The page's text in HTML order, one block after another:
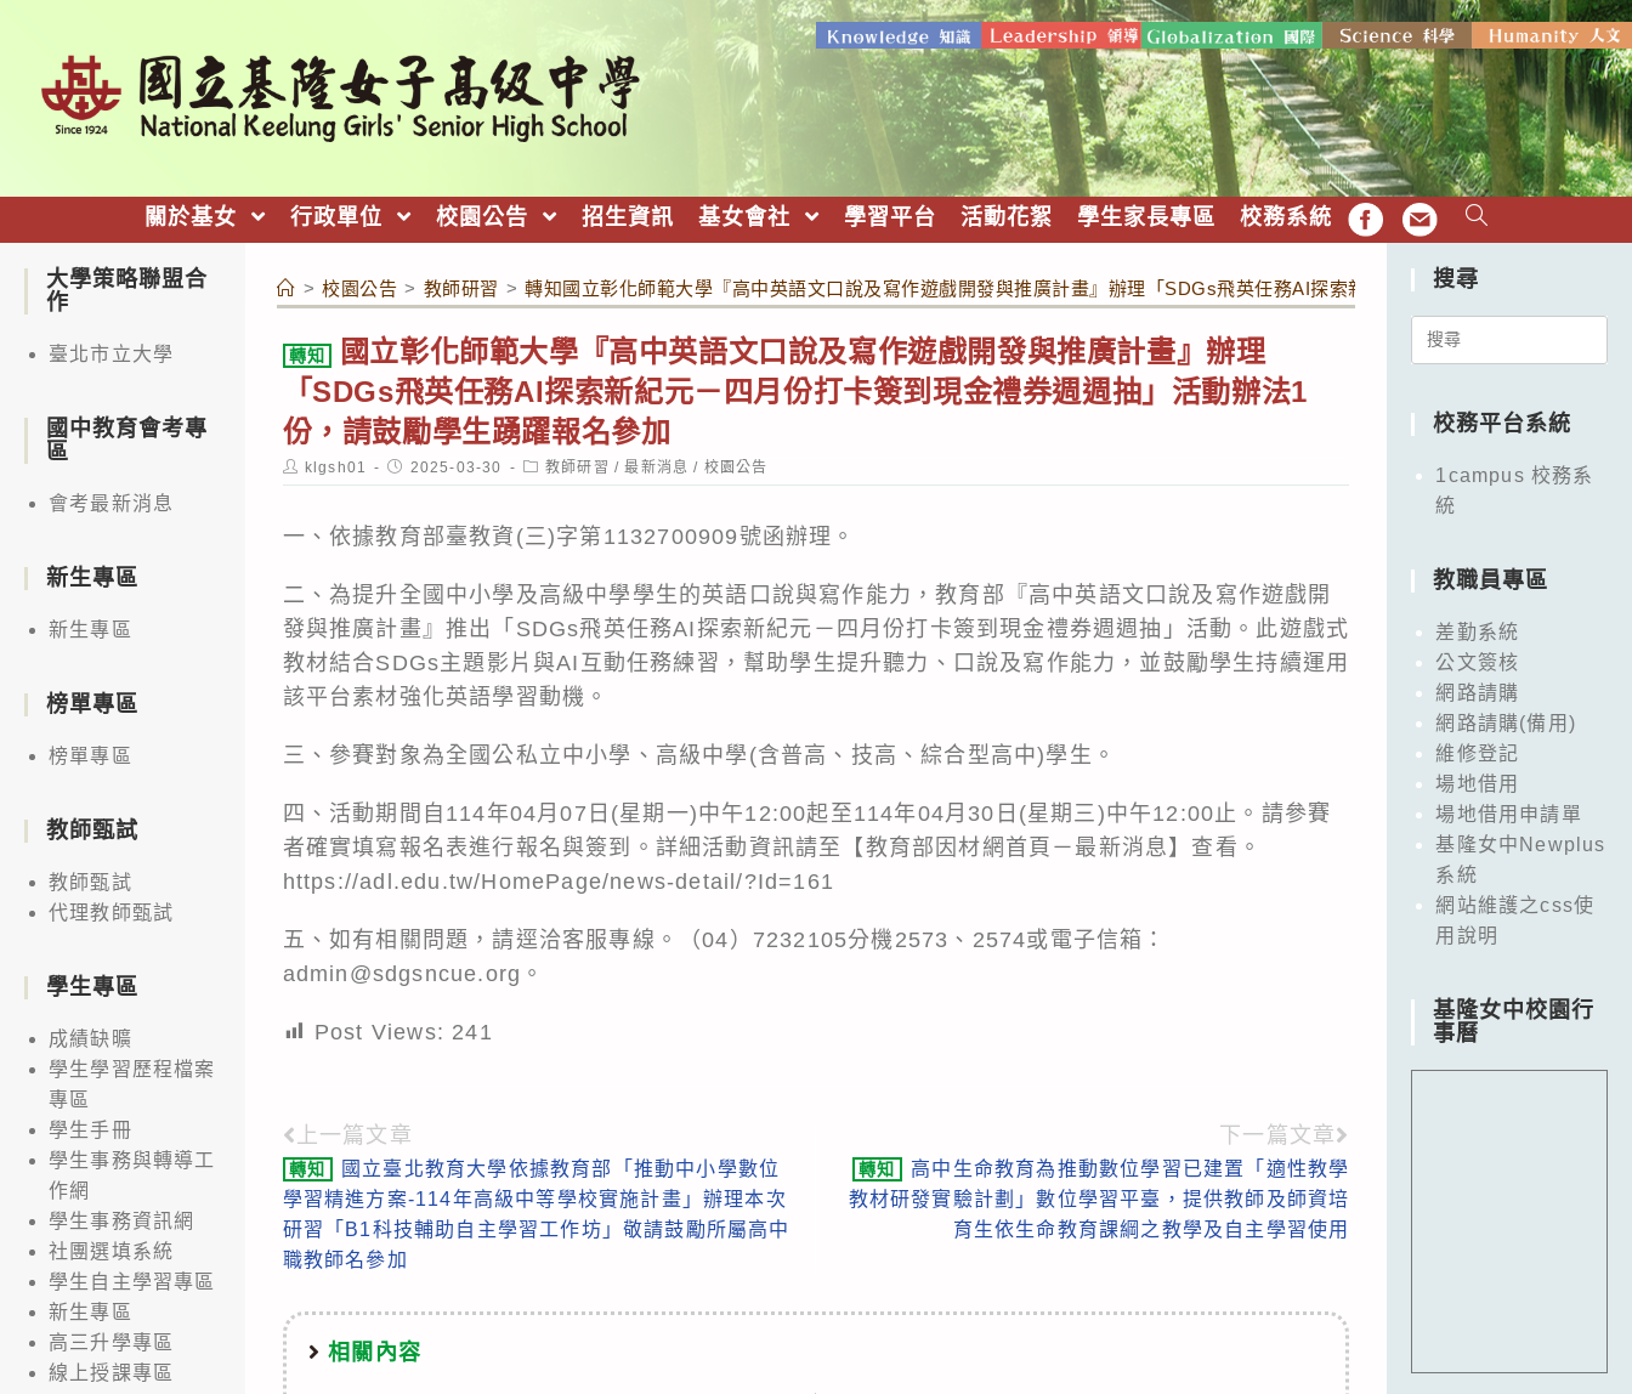
關於基女 行政單位 校園公告 招生資訊 基女會社 學習平台 活動花絮 學生家長專區 校務系統 FB EMAIL
> 校園公告 > 教師研習 > 轉知國立彰化師範大學『高中英語文口說及寫作遊戲開發與推廣計畫』辦理「SDGs飛英任務AI探索新紀元－四月份打卡簽到現金禮
轉知
國立彰化師範大學『高中英語文口說及寫作遊戲開發與推廣計畫』辦理
「SDGs飛英任務AI探索新紀元－四月份打卡簽到現金禮券週週抽」活動辦法1
份，請鼓勵學生踴躍報名參加
Post
author:
klgsh01
Post
published:
2025-03-30
Post
category:
教師研習 / 最新消息 / 校園公告
一、依據教育部臺教資(三)字第1132700909號函辦理。
二、為提升全國中小學及高級中學學生的英語口說與寫作能力，教育部『高中英語文口說及寫作遊戲開
發與推廣計畫』推出「SDGs飛英任務AI探索新紀元－四月份打卡簽到現金禮券週週抽」活動。此遊戲式
教材結合SDGs主題影片與AI互動任務練習，幫助學生提升聽力、口說及寫作能力，並鼓勵學生持續運用
該平台素材強化英語學習動機。
三、參賽對象為全國公私立中小學、高級中學(含普高、技高、綜合型高中)學生。
四、活動期間自114年04月07日(星期一)中午12:00起至114年04月30日(星期三)中午12:00止。請參賽
者確實填寫報名表進行報名與簽到。詳細活動資訊請至【教育部因材網首頁－最新消息】查看。
https://adl.edu.tw/HomePage/news-detail/?Id=161
五、如有相關問題，請逕洽客服專線。（04）7232105分機2573、2574或電子信箱：
admin@sdgsncue.org。
Post Views: 241
Read
more
articles
上一篇文章
轉知
國立臺北教育大學依據教育部「推動中小學數位
學習精進方案-114年高級中等學校實施計畫」辦理本次
研習「B1科技輔助自主學習工作坊」敬請鼓勵所屬高中
職教師名參加
下一篇文章
轉知
高中生命教育為推動數位學習已建置「適性教學
教材研發實驗計劃」數位學習平臺，提供教師及師資培
育生依生命教育課綱之教學及自主學習使用
相關內容
大學策略聯盟合
作
臺北市立大學
國中教育會考專
區
會考最新消息
新生專區
新生專區
榜單專區
榜單專區
教師甄試
教師甄試
代理教師甄試
學生專區
成績缺曠
學生學習歷程檔案
專區
學生手冊
學生事務與轉導工
作網
學生事務資訊網
社團選填系統
學生自主學習專區
新生專區
高三升學專區
線上授課專區
搜尋
Search
校務平台系統
1campus 校務系
統
教職員專區
差勤系統
公文簽核
網路請購
網路請購(備用)
維修登記
場地借用
場地借用申請單
基隆女中Newplus
系統
網站維護之css使
用說明
基隆女中校園行
事曆